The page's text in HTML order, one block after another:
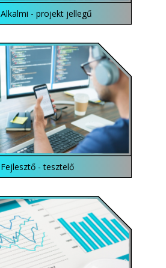
Alkalmi - projekt jellegű
Fejlesztő - tesztelő